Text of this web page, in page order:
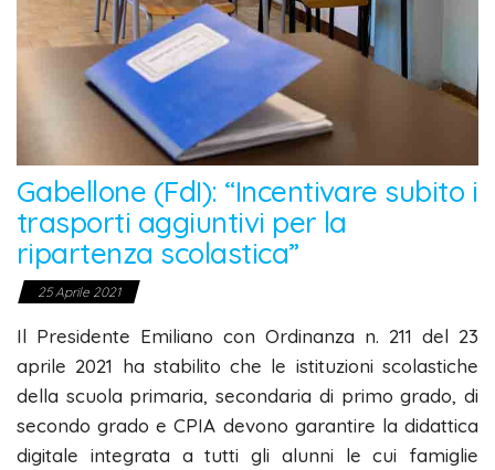
Gabellone (FdI): “Incentivare subito i
trasporti aggiuntivi per la
ripartenza scolastica”
25 Aprile 2021
Il Presidente Emiliano con Ordinanza n. 211 del 23
aprile 2021 ha stabilito che le istituzioni scolastiche
della scuola primaria, secondaria di primo grado, di
secondo grado e CPIA devono garantire la didattica
digitale integrata a tutti gli alunni le cui famiglie